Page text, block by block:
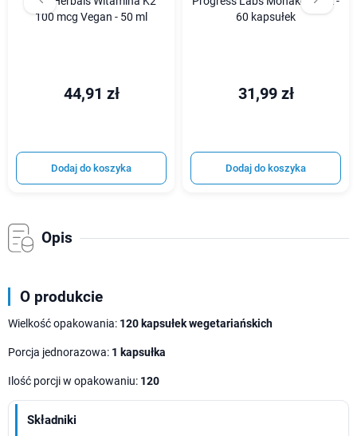
100 mcg Vegan - 50 ml
44,91 zł
Dodaj do koszyka
60 kapsułek
31,99 zł
Dodaj do koszyka
Opis
O produkcie
Wielkość opakowania: 120 kapsułek wegetariańskich
Porcja jednorazowa: 1 kapsułka
Ilość porcji w opakowaniu: 120
Składniki